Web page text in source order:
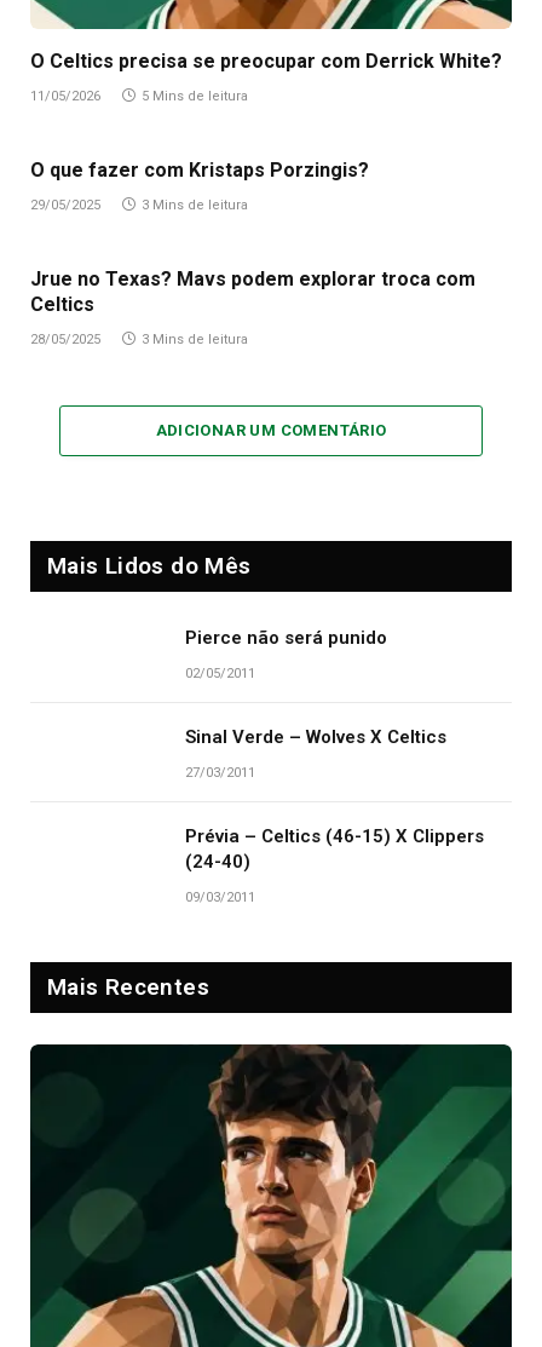
O Celtics precisa se preocupar com Derrick White?
11/05/2026 5 Mins de leitura
O que fazer com Kristaps Porzingis?
29/05/2025 3 Mins de leitura
Jrue no Texas? Mavs podem explorar troca com
Celtics
28/05/2025 3 Mins de leitura
ADICIONAR UM COMENTÁRIO
Mais Lidos do Mês
Pierce não será punido
02/05/2011
Sinal Verde – Wolves X Celtics
27/03/2011
Prévia – Celtics (46-15) X Clippers
(24-40)
09/03/2011
Mais Recentes